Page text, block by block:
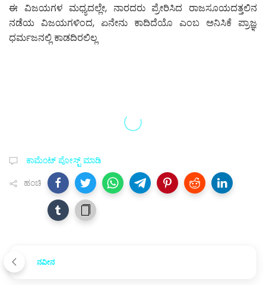
ಈ ವಿಜಯಗಳ ಮಧ್ಯದಲ್ಲೇ, ನಾರದರು ಪ್ರೇರಿಸಿದ ರಾಜಸೂಯದತ್ತಲಿನ
ನಡೆಯ ವಿಜಯಗಳಿಂದ, ಏನೇನು ಕಾದಿದೆಯೊ ಎಂಬ ಅನಿಸಿಕೆ ಪ್ರಾಜ್ಞ
ಧರ್ಮಜನಲ್ಲಿ ಕಾಡದಿರಲಿಲ್ಲ
ಕಾಮೆಂಟ್‌‌ ಪೋಸ್ಟ್‌ ಮಾಡಿ
ಹಂಚಿ
ನವೀನ